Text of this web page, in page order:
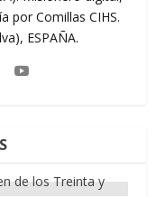
por Comillas CIHS.
ESPAÑA.